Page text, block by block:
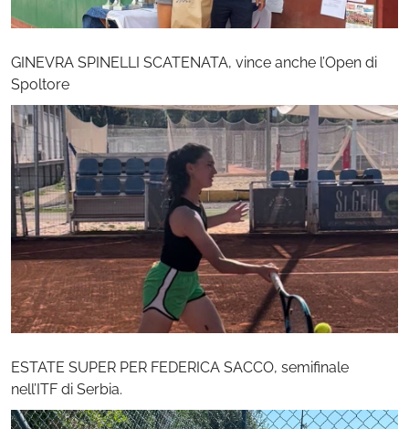
GINEVRA SPINELLI SCATENATA, vince anche l’Open di
Spoltore
ESTATE SUPER PER FEDERICA SACCO, semifinale
nell’ITF di Serbia.